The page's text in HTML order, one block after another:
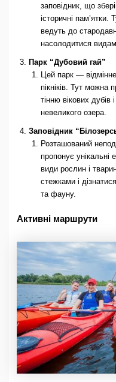
заповідник, що
історичні
ведуть до
насолодитися
Парк “Дубовий гай”
Цей парк —
пікніків. Тут можна
тінню вікових дубів
невеликого озера.
Заповідник
Розташований
пропонує унікальні
види рослин і
стежками і
та фауну.
Активні маршрути